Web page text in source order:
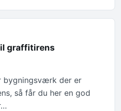
graffitirens
bygningsværk der er
så får du her en god